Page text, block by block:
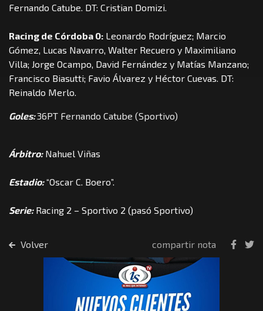
Fernando Catube. DT: Cristian Domizi.
Racing de Córdoba 0: Leonardo Rodríguez; Marcio
Gómez, Lucas Navarro, Walter Recuero y Maximiliano
Villa; Jorge Ocampo, David Fernández y Matías Manzano;
Francisco Biasutti; Favio Álvarez y Héctor Cuevas. DT:
Reinaldo Merlo.
Goles:36PT Fernando Catube (Sportivo)
Árbitro: Nahuel Viñas
Estadio:“Oscar C. Boero”.
Serie:Racing 2 – Sportivo 2 (pasó Sportivo)
Volver compartir nota